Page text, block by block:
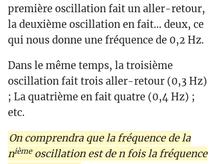
première oscillation fait un aller-retour,
la deuxième oscillation en fait… deux, ce
qui nous donne une fréquence de 0,2 Hz.
Dans le même temps, la troisième
oscillation fait trois aller-retour (0,3 Hz)
; La quatrième en fait quatre (0,4 Hz) ;
etc.
On comprendra que la fréquence de la
nièmeoscillation est de n fois la fréquence